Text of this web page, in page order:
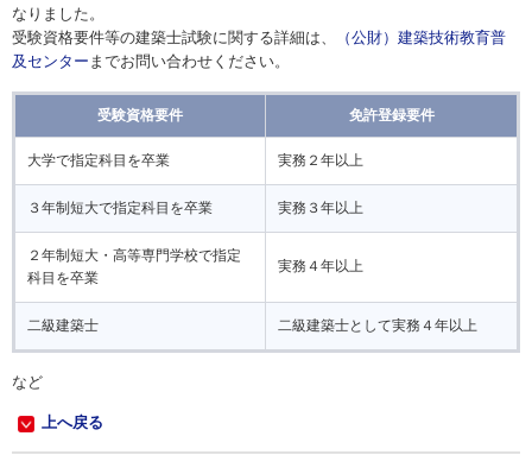
なりました。
受験資格要件等の建築士試験に関する詳細は、
（公財）建築技術教育普
及センター までお問い合わせください。
受験資格要件 免許登録要件
大学で指定科目を卒業 実務２年以上
３年制短大で指定科目を卒業 実務３年以上
２年制短大・高等専門学校で指定
科目を卒業
実務４年以上
二級建築士 二級建築士として実務４年以上
など
上へ戻る